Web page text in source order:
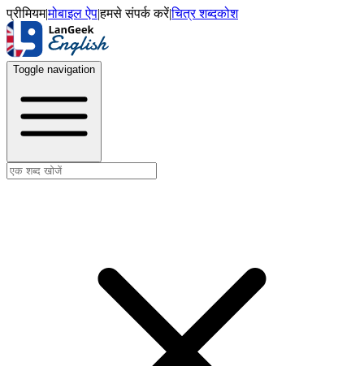
प्रीमियम|मोबाइल ऐप|हमसे संपर्क करें|चित्र शब्दकोश
Toggle navigation